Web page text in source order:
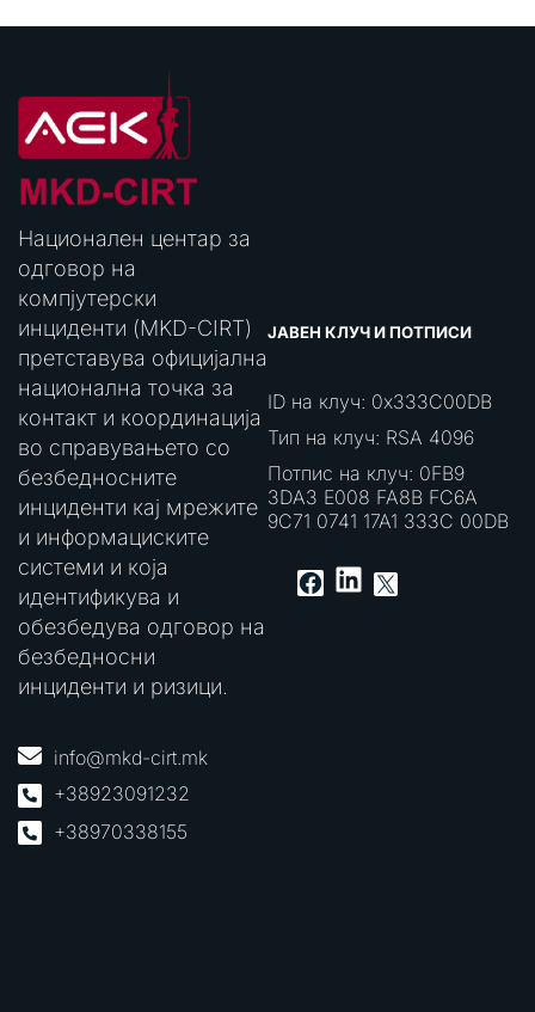
Национален центар за
одговор на
компјутерски
инциденти (MKD-CIRT)
претставува официјална
национална точка за
контакт и координација
во справувањето со
безбедносните
инциденти кај мрежите
и информациските
системи и која
идентификува и
обезбедува одговор на
безбедносни
инциденти и ризици.
info@mkd-cirt.mk
+38923091232
+38970338155
ЈАВЕН КЛУЧ И ПОТПИСИ
ID на клуч: 0x333C00DB
Тип на клуч: RSA 4096
Потпис на клуч: 0FB9
3DA3 E008 FA8B FC6A
9C71 0741 17A1 333C 00DB
Facebook
LinkedIn
X